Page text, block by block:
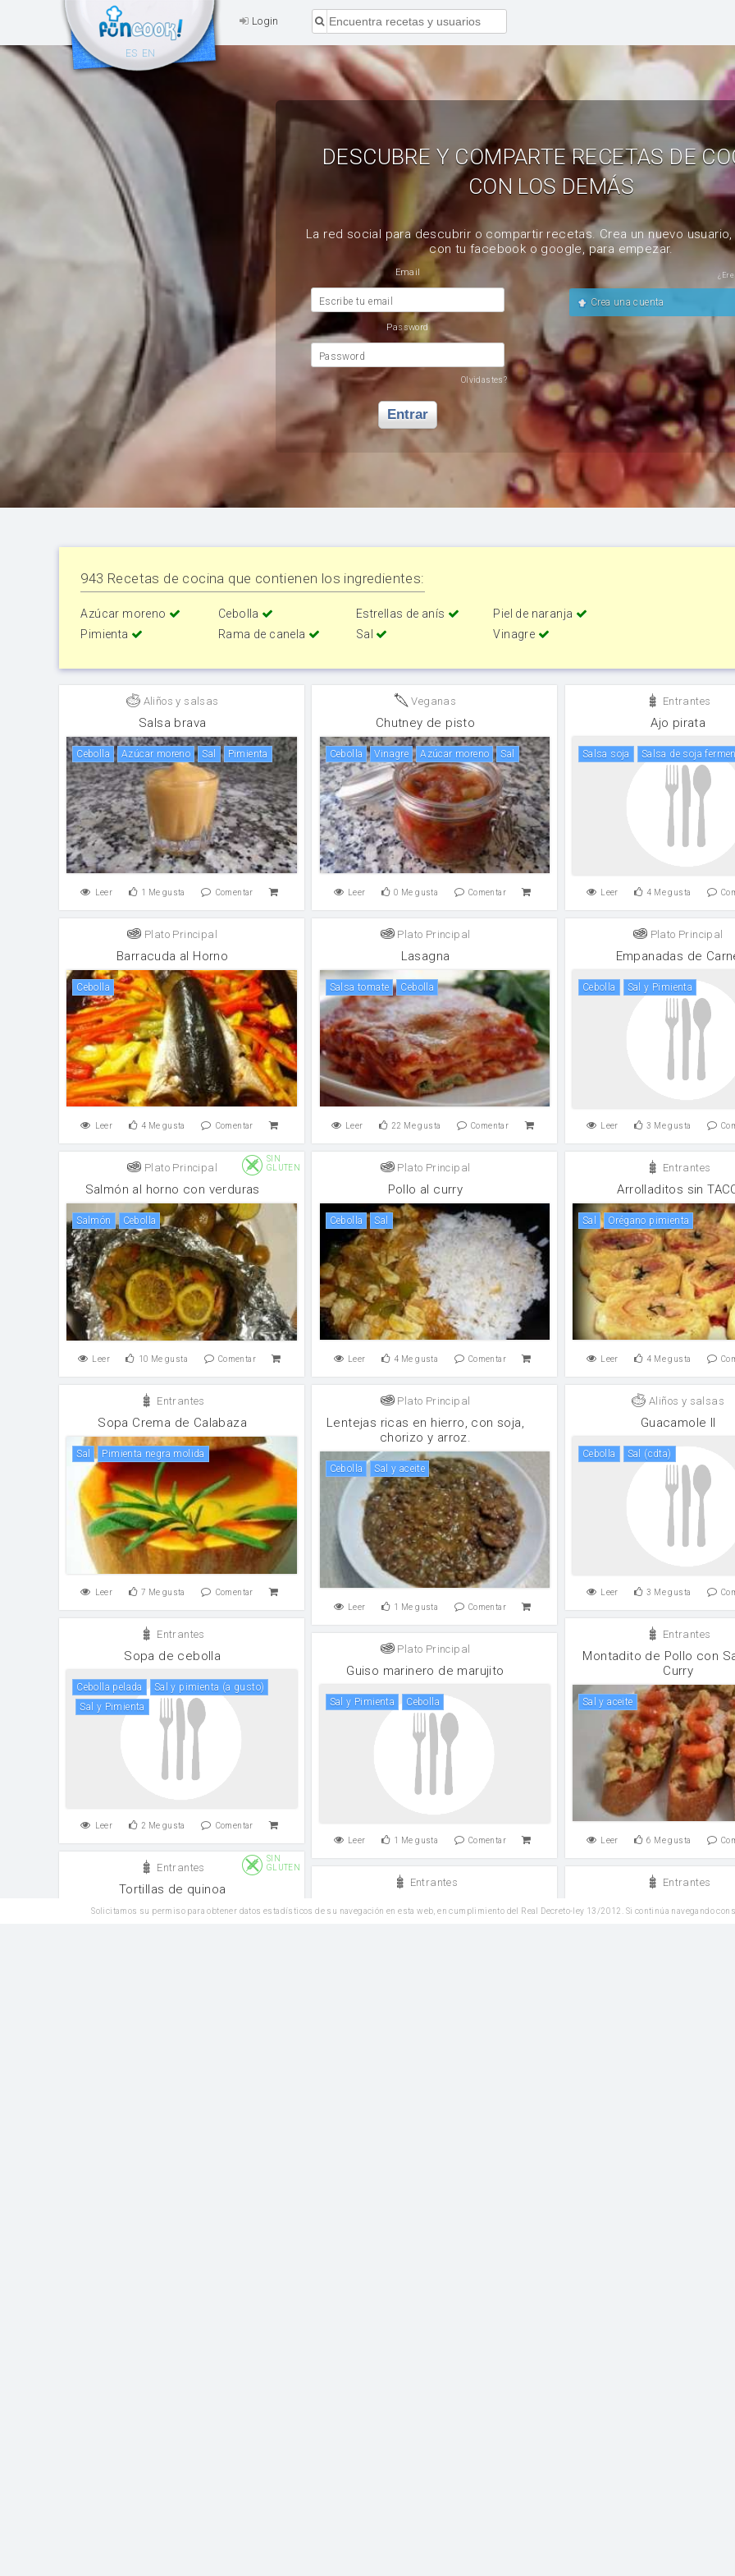
Login
ES EN
DESCUBRE Y COMPARTE RECETAS DE
CON LOS DEMÁS
La red social para descubrir o compartir recetas. Crea un nuevo
con tu facebook o google, para empezar.
Email
Escribe tu email
Password
Password
Olvidastes?
Entrar
Crea una cuenta
943 Recetas de cocina que contienen los ingredientes:
Azúcar moreno Cebolla Estrellas de anís
Piel de naranja
Pimienta
Rama de canela Sal Vinagre
Aliños y salsas
Salsa brava
cebolla Azúcar moreno sal pimienta
Leer 1 Me gusta Comentar
Veganas
Chutney de pisto
cebolla vinagre Azúcar moreno sal
Leer 0 Me gusta Comentar
Entrantes
Ajo pirata
salsa soja salsa de soja
Leer 4 Me gusta
Plato Principal
Barracuda al Horno
cebolla
Leer 4 Me gusta Comentar
Plato Principal
Lasagna
salsa tomate cebolla
Leer 22 Me gusta Comentar
Plato Principal
Empanadas de
cebolla Sal y Pimienta
Leer 3 Me gusta
Plato Principal
SIN
GLUTEN
Salmón al horno con verduras
salmón cebolla
Leer 10 Me gusta Comentar
Plato Principal
Pollo al curry
cebolla sal
Leer 4 Me gusta Comentar
Entrantes
Arrolladitos sin
sal Orégano pimienta
Leer 4 Me gusta
Entrantes
Sopa Crema de Calabaza
sal pimienta negra molida
Leer 7 Me gusta Comentar
Plato Principal
Lentejas ricas en hierro, con soja,
chorizo y arroz.
cebolla Sal y aceite
Leer 1 Me gusta Comentar
Aliños y salsas
Guacamole II
cebolla sal (cdta)
Leer 3 Me gusta
Entrantes
Sopa de cebolla
cebolla pelada
sal y pimienta (a gusto)
Sal y Pimienta
Leer 2 Me gusta Comentar
Entrantes
Montadito de Pollo con
Curry
Sal y aceite
Leer 6 Me gusta
Plato Principal
Guiso marinero de marujito
Sal y Pimienta cebolla
Leer 1 Me gusta Comentar
Entrantes
SIN
GLUTEN
Tortillas de quinoa Entrantes
Pizza margarita
Entrantes
Bravamole
Solicitamos su permiso para obtener datos estadísticos de su navegación en esta web, en cumplimiento del Real Decreto-ley 13/2012. Si continúa navegando